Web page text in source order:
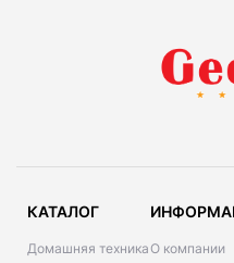
КАТАЛОГ
Домашняя техникаО компании